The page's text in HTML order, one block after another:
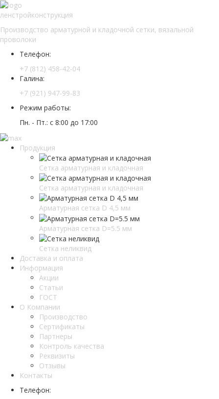
ленстройконструкция
Производство арматурной и кладочной сетки, вязальной
проволоки
Телефон:
+7 (812) 458-42-04
Галина:
+7 (921) 947-99-83
Режим работы:
Пн. - Пт.: с 8:00 до 17:00
Продукция
Сетка арматурная и кладочная
Сетка арматурная и кладочная
Арматурная сетка D 4,5 мм
Арматурная сетка D=5.5 мм
Сетка неликвид
Доставка и оплата
Информация
Акции
Статьи
ГОСТ
О Компании
Производство
Сертификаты
Партнеры
Контроль качества
Реквизиты
Отзывы
Контакты
Телефон: